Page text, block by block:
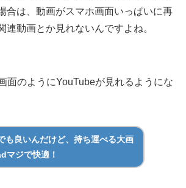
合は、動画がスマホ画面いっぱいに再
連動画とか見れないんですよね。
面のようにYouTubeが見れるようにな
も良いんだけど、持ち運べる大画
マジで快適！